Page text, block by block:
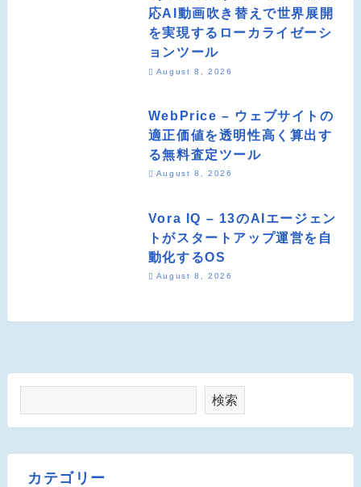
応AI動画吹き替えで世界展開
を実現するローカライゼーシ
ョンツール
August 8, 2026
WebPrice – ウェブサイトの
適正価値を透明性高く算出す
る無料査定ツール
August 8, 2026
Vora IQ – 13のAIエージェン
トがスタートアップ運営を自
動化するOS
August 8, 2026
検索
カテゴリー